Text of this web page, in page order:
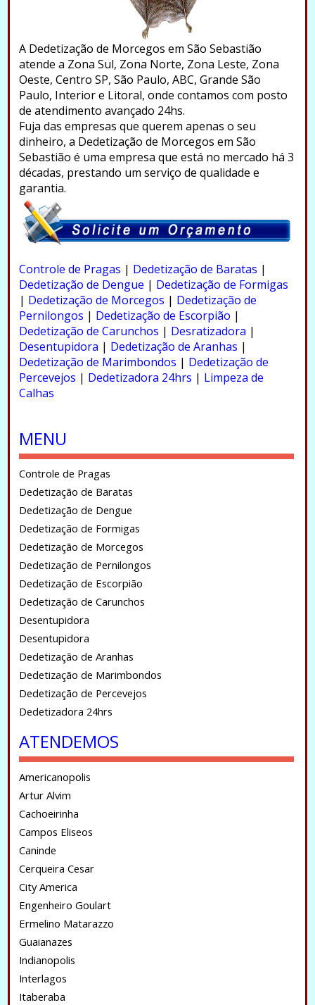
A Dedetização de Morcegos em São Sebastião
atende a Zona Sul, Zona Norte, Zona Leste, Zona
Oeste, Centro SP, São Paulo, ABC, Grande São
Paulo, Interior e Litoral, onde contamos com posto
de atendimento avançado 24hs.
Fuja das empresas que querem apenas o seu
dinheiro, a Dedetização de Morcegos em São
Sebastião é uma empresa que está no mercado há 3
décadas, prestando um serviço de qualidade e
garantia.
Controle de Pragas | Dedetização de Baratas |
Dedetização de Dengue | Dedetização de Formigas
| Dedetização de Morcegos | Dedetização de
Pernilongos | Dedetização de Escorpião |
Dedetização de Carunchos | Desratizadora |
Desentupidora | Dedetização de Aranhas |
Dedetização de Marimbondos | Dedetização de
Percevejos | Dedetizadora 24hrs | Limpeza de
Calhas
MENU
Controle de Pragas
Dedetização de Baratas
Dedetização de Dengue
Dedetização de Formigas
Dedetização de Morcegos
Dedetização de Pernilongos
Dedetização de Escorpião
Dedetização de Carunchos
Desentupidora
Desentupidora
Dedetização de Aranhas
Dedetização de Marimbondos
Dedetização de Percevejos
Dedetizadora 24hrs
ATENDEMOS
Americanopolis
Artur Alvim
Cachoeirinha
Campos Eliseos
Caninde
Cerqueira Cesar
City America
Engenheiro Goulart
Ermelino Matarazzo
Guaianazes
Indianopolis
Interlagos
Itaberaba